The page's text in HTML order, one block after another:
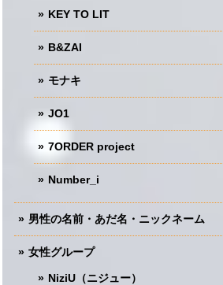
KEY TO LIT
B&ZAI
モナキ
JO1
7ORDER project
Number_i
男性の名前・あだ名・ニックネーム
女性グループ
NiziU（ニジュー）